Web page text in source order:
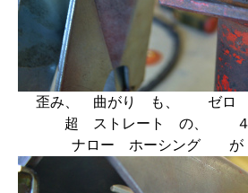
歪み、 曲がり も、 ゼロ
超 ストレート の、
ナロー ホーシング